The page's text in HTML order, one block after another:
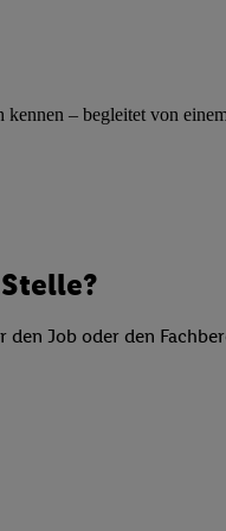
– begleitet von
Job oder den
Quellen,
Analyse
Verwendung
von Profilen